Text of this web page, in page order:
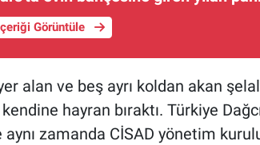
Görüntüle
alan ve beş ayrı koldan akan
hayran bıraktı. Türkiye
zamanda CİSAD yönetim